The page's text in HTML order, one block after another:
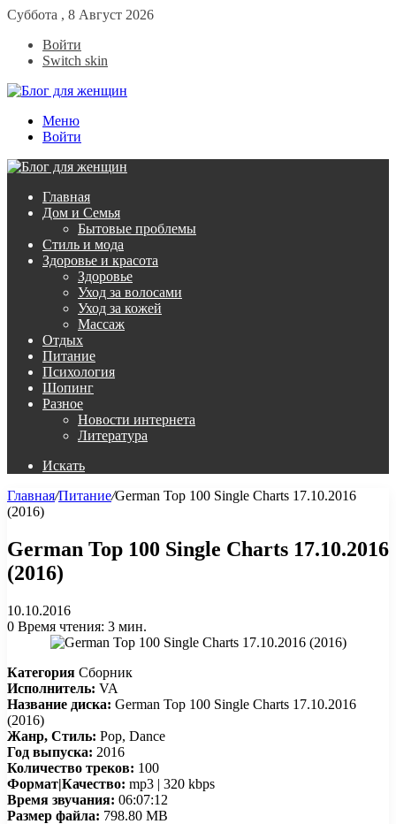
Суббота , 8 Август 2026
Войти
Switch skin
Меню
Войти
Главная
Дом и Семья
Бытовые проблемы
Стиль и мода
Здоровье и красота
Здоровье
Уход за волосами
Уход за кожей
Массаж
Отдых
Питание
Психология
Шопинг
Разное
Новости интернета
Литература
Искать
Главная/Питание/German Top 100 Single Charts 17.10.2016
(2016)
German Top 100 Single Charts 17.10.2016
(2016)
10.10.2016
0 Время чтения: 3 мин.
Категория Сборник
Исполнитель: VA
Название диска: German Top 100 Single Charts 17.10.2016
(2016)
Жанр, Стиль: Pop, Dance
Год выпуска: 2016
Количество треков: 100
Формат|Качество: mp3 | 320 kbps
Время звучания: 06:07:12
Размер файла: 798.80 MB